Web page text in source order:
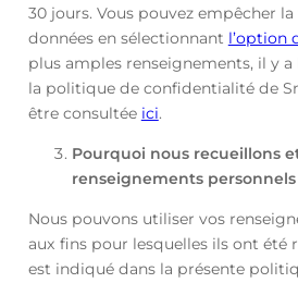
30 jours. Vous pouvez empêcher
données en sélectionnant l’option
plus amples renseignements, il y
la politique de confidentialité de
être consultée ici.
Pourquoi nous recueillons
renseignements personnels
Nous pouvons utiliser vos
aux fins pour lesquelles ils ont été
est indiqué dans la présente